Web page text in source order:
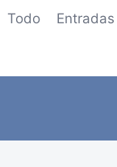
Todo Entradas